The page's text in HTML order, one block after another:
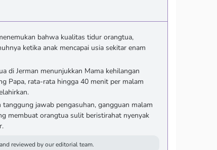
bahwa kualitas tidur orangtua,
ketika anak mencapai usia sekitar enam
di Jerman menunjukkan Mama kehilangan
Papa, rata-rata hingga 40 menit per malam
jawab pengasuhan, gangguan malam
membuat orangtua sulit beristirahat nyenyak
reviewed by our editorial team.